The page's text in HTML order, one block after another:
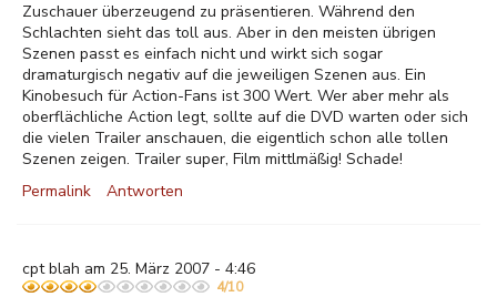
Zuschauer überzeugend zu präsentieren. Während den
Schlachten sieht das toll aus. Aber in den meisten übrigen
Szenen passt es einfach nicht und wirkt sich sogar
dramaturgisch negativ auf die jeweiligen Szenen aus. Ein
Kinobesuch für Action-Fans ist 300 Wert. Wer aber mehr als
oberflächliche Action legt, sollte auf die DVD warten oder sich
die vielen Trailer anschauen, die eigentlich schon alle tollen
Szenen zeigen. Trailer super, Film mittlmäßig! Schade!
Permalink
Antworten
cpt blah am 25. März 2007 - 4:46
4/10